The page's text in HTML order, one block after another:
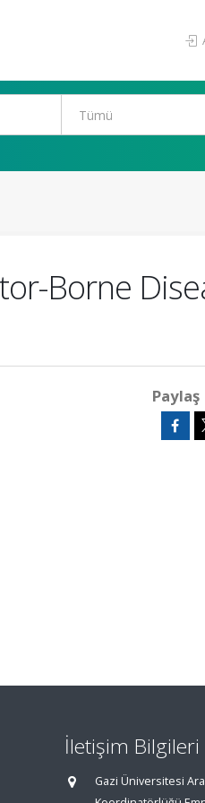
Borne
Paylaş
İletişim Bilgileri
Gazi Üniversitesi